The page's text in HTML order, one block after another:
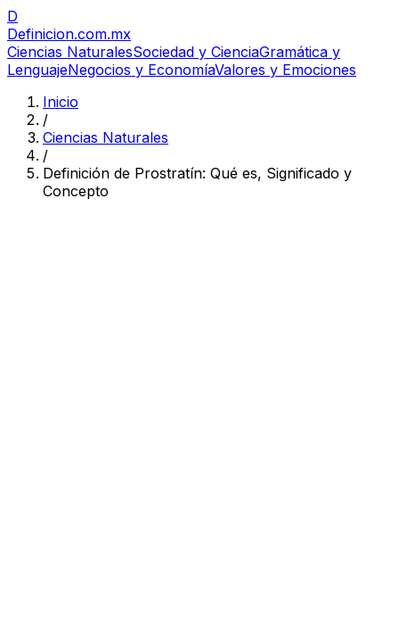
D
Definicion.com.mx
Ciencias NaturalesSociedad y CienciaGramática y
LenguajeNegocios y EconomíaValores y Emociones
Inicio
/
Ciencias Naturales
/
Definición de Prostratín: Qué es, Significado y
Concepto